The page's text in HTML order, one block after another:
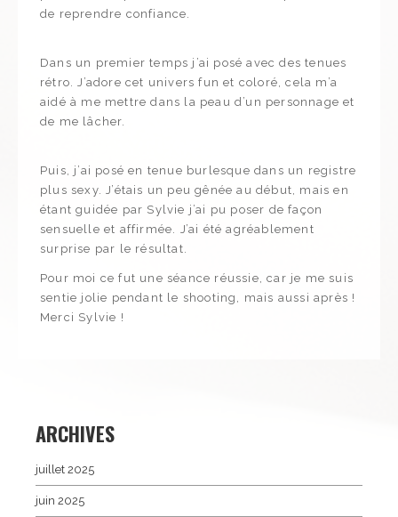
de reprendre confiance.
Dans un premier temps j’ai posé avec des tenues
rétro. J’adore cet univers fun et coloré, cela m’a
aidé à me mettre dans la peau d’un personnage et
de me lâcher.
Puis, j’ai posé en tenue burlesque dans un registre
plus sexy. J’étais un peu gênée au début, mais en
étant guidée par Sylvie j’ai pu poser de façon
sensuelle et affirmée. J’ai été agréablement
surprise par le résultat.
Pour moi ce fut une séance réussie, car je me suis
sentie jolie pendant le shooting, mais aussi après !
Merci Sylvie !
ARCHIVES
juillet 2025
juin 2025